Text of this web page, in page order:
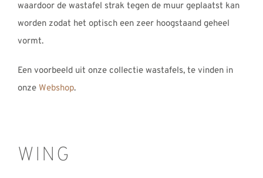
waardoor de wastafel strak tegen de muur geplaatst kan
worden zodat het optisch een zeer hoogstaand geheel
vormt.
Een voorbeeld uit onze collectie wastafels, te vinden in
onze Webshop.
WING